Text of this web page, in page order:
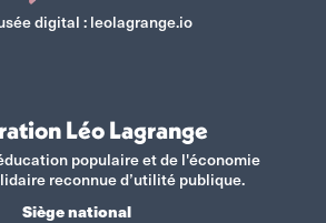
digital :leolagrange.io
Léo Lagrange
populaire et de l'économie
reconnue d’utilité publique.
Siège national